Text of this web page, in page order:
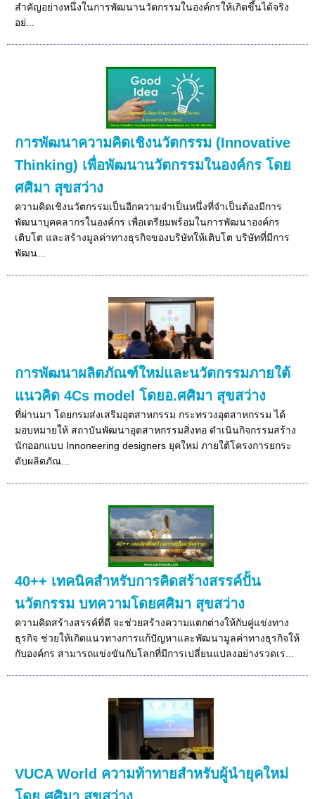
สำคัญอย่างหนึ่งในการพัฒนานวัตกรรมในองค์กรให้เกิดขึ้นได้จริง
อย่...
การพัฒนาความคิดเชิงนวัตกรรม (Innovative
Thinking) เพื่อพัฒนานวัตกรรมในองค์กร โดย
ศศิมา สุขสว่าง
ความคิดเชิงนวัตกรรมเป็นอีกความจำเป็นหนึ่งที่จำเป็นต้องมีการ
พัฒนาบุคคลากรในองค์กร เพื่อเตรียมพร้อมในการพัฒนาองค์กร
เติบโต และสร้างมูลค่าทางธุรกิจของบริษัทให้เติบโต บริษัทที่มีการ
พัฒน...
การพัฒนาผลิตภัณฑ์ใหม่และนวัตกรรมภายใต้
แนวคิด 4Cs model โดยอ.ศศิมา สุขสว่าง
ที่ผ่านมา โดยกรมส่งเสริมอุตสาหกรรม กระทรวงอุตสาหกรรม ได้
มอบหมายให้ สถาบันพัฒนาอุตสาหกรรมสิ่งทอ ดำเนินกิจกรรมสร้าง
นักออกแบบ Innoneering designers ยุคใหม่ ภายใต้โครงการยกระ
ดับผลิตภัณ...
40++ เทคนิคสำหรับการคิดสร้างสรรค์ปั้น
นวัตกรรม บทความโดยศศิมา สุขสว่าง
ความคิดสร้างสรรค์ที่ดี จะช่วยสร้างความแตกต่างให้กับคู่แข่งทาง
ธุรกิจ ช่วยให้เกิดแนวทางการแก้ปัญหาและพัฒนามูลค่าทางธุรกิจให้
กับองค์กร สามารถแข่งขันกับโลกที่มีการเปลี่ยนแปลงอย่างรวดเร...
VUCA World ความท้าทายสำหรับผู้นำยุคใหม่